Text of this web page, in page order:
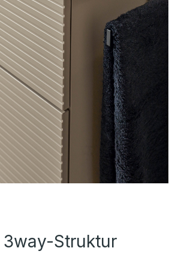
3way-Struktur